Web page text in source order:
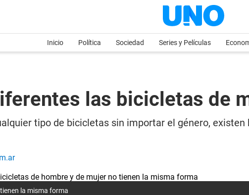
Inicio Política Sociedad Series y Películas
las bicicletas de
tipo de bicicletas sin importar el género,
la misma forma